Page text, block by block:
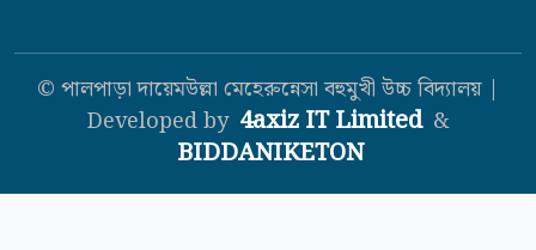
© পালপাড়া দায়েমউল্লা মেহেরুন্নেসা বহুমুখী উচ্চ বিদ্যালয় |
Developed by 4axiz IT Limited &
BIDDANIKETON